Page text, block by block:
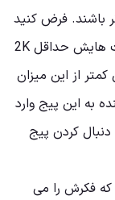
باشند. فرض کنید
پیجی 10K فالوور دارد در این حالت باید پست هایش حداقل 2K
از این میزان
به این پیج وارد
کردن پیج
که فکرش را می